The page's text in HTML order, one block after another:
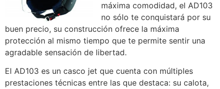
máxima comodidad, el AD103
no sólo te conquistará por su
buen precio, su construcción ofrece la máxima
protección al mismo tiempo que te permite sentir una
agradable sensación de libertad.
El AD103 es un casco jet que cuenta con múltiples
prestaciones técnicas entre las que destaca: su calota,